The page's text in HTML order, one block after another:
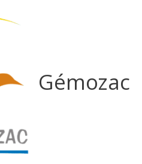
Gémozac